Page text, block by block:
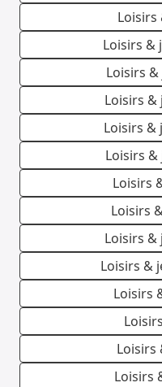
Loisirs
Loisirs &
Loisirs
Loisirs &
Loisirs &
Loisirs &
Loisirs
Loisirs
Loisirs &
Loisirs &
Loisirs
Loisirs
Loisirs